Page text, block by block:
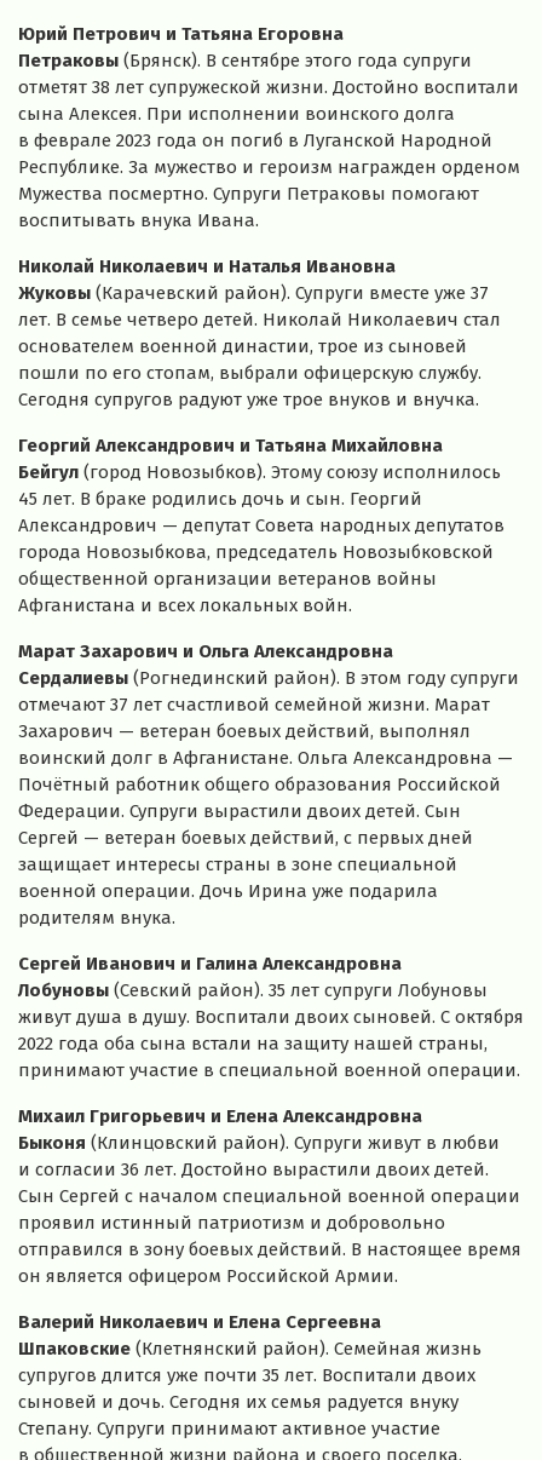
Юрий Петрович и Татьяна Егоровна
Петраковы (Брянск). В сентябре этого года супруги
отметят 38 лет супружеской жизни. Достойно воспитали
сына Алексея. При исполнении воинского долга
в феврале 2023 года он погиб в Луганской Народной
Республике. За мужество и героизм награжден орденом
Мужества посмертно. Супруги Петраковы помогают
воспитывать внука Ивана.
Николай Николаевич и Наталья Ивановна
Жуковы (Карачевский район). Супруги вместе уже 37
лет. В семье четверо детей. Николай Николаевич стал
основателем военной династии, трое из сыновей
пошли по его стопам, выбрали офицерскую службу.
Сегодня супругов радуют уже трое внуков и внучка.
Георгий Александрович и Татьяна Михайловна
Бейгул (город Новозыбков). Этому союзу исполнилось
45 лет. В браке родились дочь и сын. Георгий
Александрович — депутат Совета народных депутатов
города Новозыбкова, председатель Новозыбковской
общественной организации ветеранов войны
Афганистана и всех локальных войн.
Марат Захарович и Ольга Александровна
Сердалиевы (Рогнединский район). В этом году супруги
отмечают 37 лет счастливой семейной жизни. Марат
Захарович — ветеран боевых действий, выполнял
воинский долг в Афганистане. Ольга Александровна —
Почётный работник общего образования Российской
Федерации. Супруги вырастили двоих детей. Сын
Сергей — ветеран боевых действий, с первых дней
защищает интересы страны в зоне специальной
военной операции. Дочь Ирина уже подарила
родителям внука.
Сергей Иванович и Галина Александровна
Лобуновы (Севский район). 35 лет супруги Лобуновы
живут душа в душу. Воспитали двоих сыновей. С октября
2022 года оба сына встали на защиту нашей страны,
принимают участие в специальной военной операции.
Михаил Григорьевич и Елена Александровна
Быконя (Клинцовский район). Супруги живут в любви
и согласии 36 лет. Достойно вырастили двоих детей.
Сын Сергей с началом специальной военной операции
проявил истинный патриотизм и добровольно
отправился в зону боевых действий. В настоящее время
он является офицером Российской Армии.
Валерий Николаевич и Елена Сергеевна
Шпаковские (Клетнянский район). Семейная жизнь
супругов длится уже почти 35 лет. Воспитали двоих
сыновей и дочь. Сегодня их семья радуется внуку
Степану. Супруги принимают активное участие
в общественной жизни района и своего поселка.